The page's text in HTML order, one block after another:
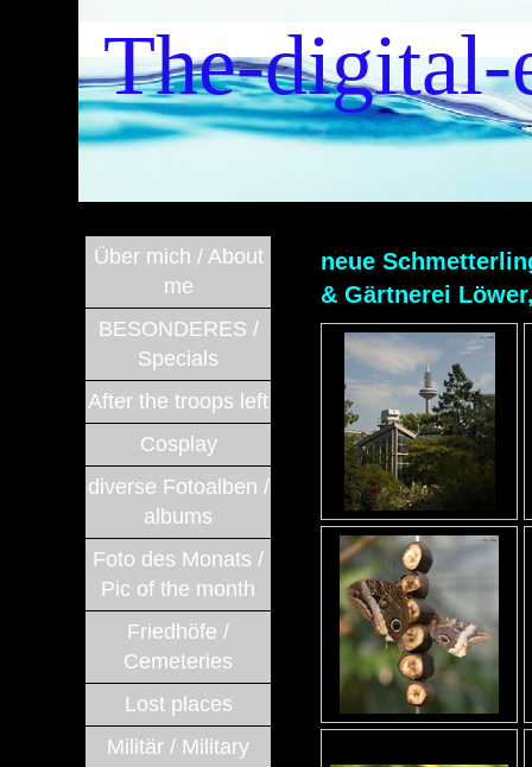
The-digital-
Über mich / About
me
BESONDERES /
Specials
After the troops left
Cosplay
diverse Fotoalben /
albums
Foto des Monats /
Pic of the month
Friedhöfe /
Cemeteries
Lost places
Militär / Military
neue
& Gärtnerei